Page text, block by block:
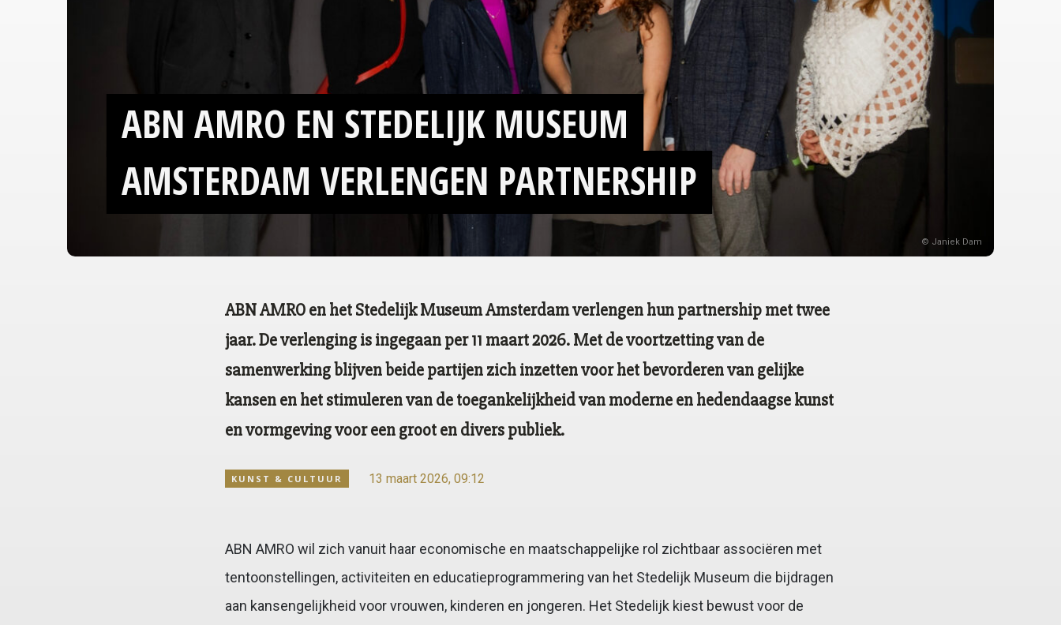
KUNST & CULTUUR 13 maart 2026, 09:12
© Janiek Dam
ABN AMRO EN STEDELIJK MUSEUM
AMSTERDAM VERLENGEN PARTNERSHIP
ABN AMRO en het Stedelijk Museum Amsterdam verlengen hun partnership met twee
jaar. De verlenging is ingegaan per 11 maart 2026. Met de voortzetting van de
samenwerking blijven beide partijen zich inzetten voor het bevorderen van gelijke
kansen en het stimuleren van de toegankelijkheid van moderne en hedendaagse kunst
en vormgeving voor een groot en divers publiek.
ABN AMRO wil zich vanuit haar economische en maatschappelijke rol zichtbaar associëren met
tentoonstellingen, activiteiten en educatieprogrammering van het Stedelijk Museum die bijdragen
aan kansengelijkheid voor vrouwen, kinderen en jongeren. Het Stedelijk kiest bewust voor de